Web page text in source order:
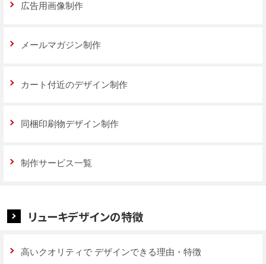
広告用画像制作
メールマガジン制作
カート付近のデザイン制作
同梱印刷物デザイン制作
制作サービス一覧
リューキデザインの特徴
高いクオリティで デザインできる理由・特徴